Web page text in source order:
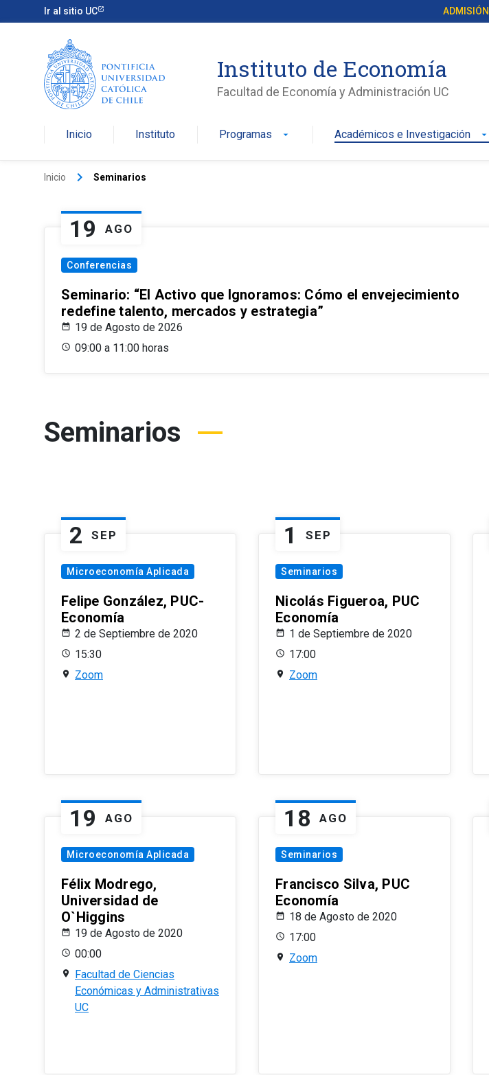
Ir al sitio UC ADMISIÓN
Instituto de Economía
Facultad de Economía y Administración UC
Inicio Instituto Programas arrow_drop_down Académicos e Investigación arrow_drop_down
Inicio keyboard_arrow_right Seminarios
19 AGO
Conferencias
Seminario: “El Activo que Ignoramos: Cómo el envejecimiento
redefine talento, mercados y estrategia”
19 de Agosto de 2026
09:00 a 11:00 horas
Seminarios
2 SEP
Microeconomía Aplicada
Felipe González, PUC-
Economía
2 de Septiembre de 2020
15:30
Zoom
1 SEP
Seminarios
Nicolás Figueroa, PUC
Economía
1 de Septiembre de 2020
17:00
Zoom
19 AGO
Microeconomía Aplicada
Félix Modrego,
Universidad de
O`Higgins
19 de Agosto de 2020
00:00
Facultad de Ciencias
Económicas y Administrativas
UC
18 AGO
Seminarios
Francisco Silva, PUC
Economía
18 de Agosto de 2020
17:00
Zoom